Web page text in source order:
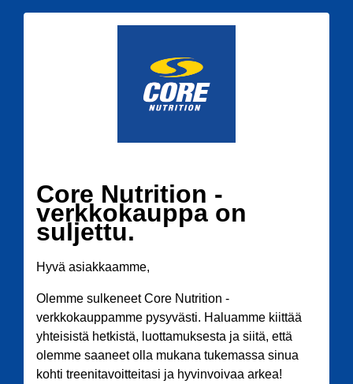
Core Nutrition -
verkkokauppa on
suljettu.
Hyvä asiakkaamme,
Olemme sulkeneet Core Nutrition -
verkkokauppamme pysyvästi. Haluamme kiittää
yhteisistä hetkistä, luottamuksesta ja siitä, että
olemme saaneet olla mukana tukemassa sinua
kohti treenitavoitteitasi ja hyvinvoivaa arkea!